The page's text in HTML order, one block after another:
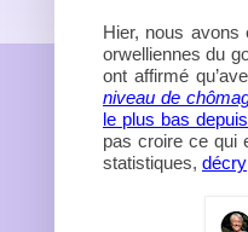
Hier, nous
orwelliennes du
ont affirmé
niveau de
le plus bas
pas croire ce qui
statistiques,